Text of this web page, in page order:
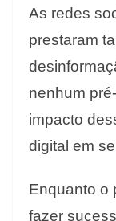
As redes
prestaram
nenhum
impacto
digital em
Enquanto o
fazer